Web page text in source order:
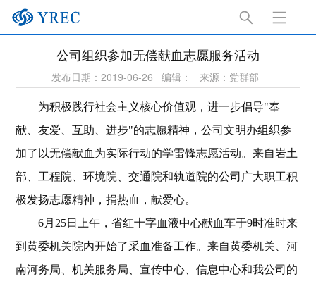
公司组织参加无偿献血志愿服务活动
发布日期：2019-06-26 编辑： 来源：党群部
为积极践行社会主义核心价值观，进一步倡导"奉
献、友爱、互助、进步"的志愿精神，公司文明办组织参
加了以无偿献血为实际行动的学雷锋志愿活动。来自岩土
部、工程院、环境院、交通院和轨道院的公司广大职工积
极发扬志愿精神，捐热血，献爱心。
6月25日
上午，省红十字血液中心献血车于9时准时来
到黄委机关院内开始了采血准备工作。来自黄委机关、河
南河务局、机关服务局、宣传中心、信息中心和我公司的